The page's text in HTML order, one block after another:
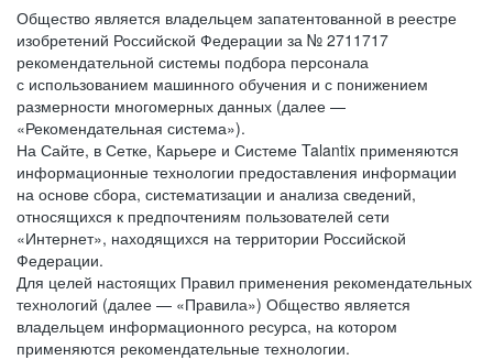
Общество является владельцем запатентованной в реестре
изобретений Российской Федерации за № 2711717
рекомендательной системы подбора персонала
с использованием машинного обучения и с понижением
размерности многомерных данных (далее —
«Рекомендательная система»).
На Сайте, в Сетке, Карьере и Системе Talantix применяются
информационные технологии предоставления информации
на основе сбора, систематизации и анализа сведений,
относящихся к предпочтениям пользователей сети
«Интернет», находящихся на территории Российской
Федерации.
Для целей настоящих Правил применения рекомендательных
технологий (далее — «Правила») Общество является
владельцем информационного ресурса, на котором
применяются рекомендательные технологии.